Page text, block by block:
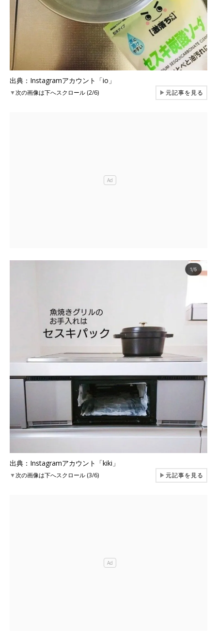
出典：Instagramアカウント「io」
▼次の画像は下へスクロール (2/6) ▶元記事を見る
出典：Instagramアカウント「kiki」
▼次の画像は下へスクロール (3/6) ▶元記事を見る